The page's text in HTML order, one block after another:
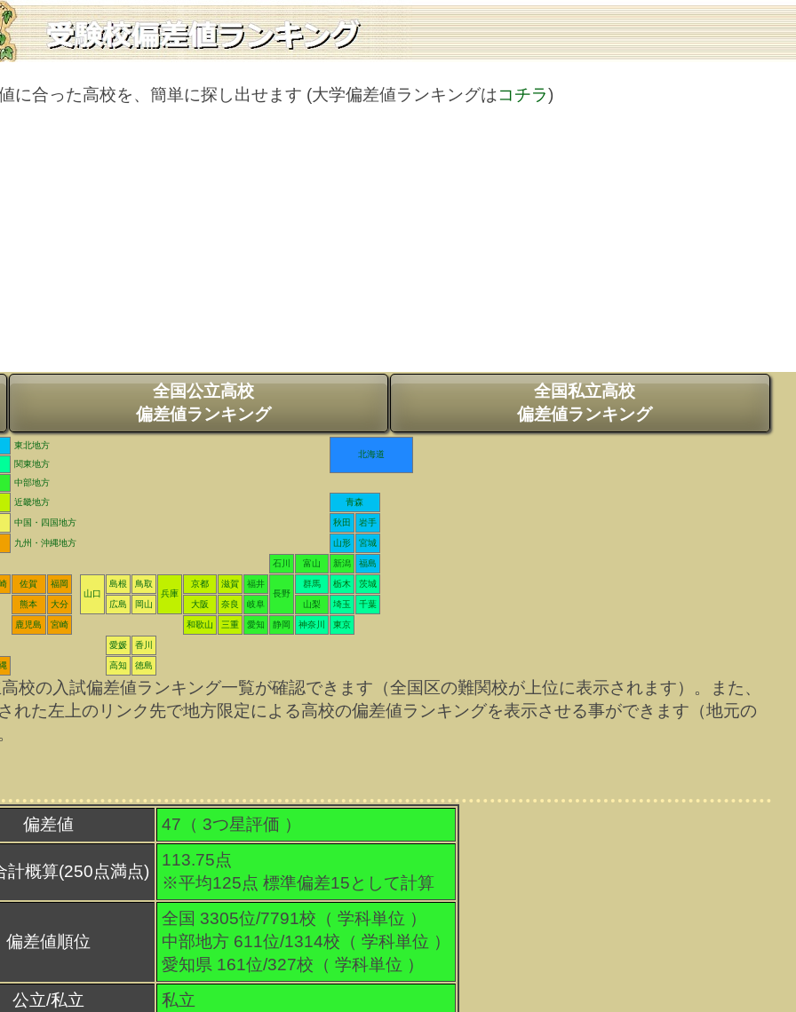
に合った高校を、簡単に探し出せます (大学偏差値ランキングはコチラ)
全国公立高校
偏差値ランキング
全国私立高校
偏差値ランキング
東北地方
北海道
関東地方
中部地方
近畿地方
青森
中国・四国地方 秋田 岩手
九州・沖縄地方 山形 宮城
石川 富山 新潟 福島
佐賀
福岡
山口
島根
鳥取
兵庫
京都 滋賀
福井
長野
群馬 栃木 茨城
熊本 大分 広島 岡山 大阪 奈良 岐阜 山梨 埼玉 千葉
鹿児島 宮崎 和歌山 三重 愛知 静岡 神奈川 東京
愛媛 香川
高知 徳島
の入試偏差値ランキング一覧が確認できます（全国区の難関校が上位に表示されます）。また、
れた左上のリンク先で地方限定による高校の偏差値ランキングを表示させる事ができます（地元の
偏差値 47（ 3つ星評価 ）
計概算(250点満点)
113.75点
※平均125点 標準偏差15として計算
偏差値順位
全国 3305位/7791校（ 学科単位 ）
中部地方 611位/1314校（ 学科単位 ）
愛知県 161位/327校（ 学科単位 ）
公立/私立
私立